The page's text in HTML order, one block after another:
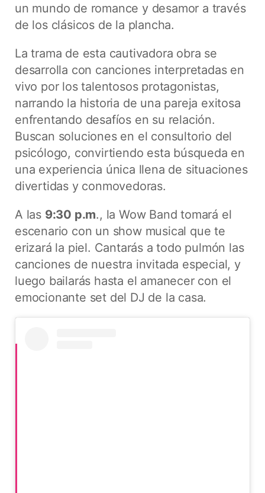
un mundo de romance y desamor a través
de los clásicos de la plancha.
La trama de esta cautivadora obra se
desarrolla con canciones interpretadas en
vivo por los talentosos protagonistas,
narrando la historia de una pareja exitosa
enfrentando desafíos en su relación.
Buscan soluciones en el consultorio del
psicólogo, convirtiendo esta búsqueda en
una experiencia única llena de situaciones
divertidas y conmovedoras.
A las 9:30 p.m., la Wow Band tomará el
escenario con un show musical que te
erizará la piel. Cantarás a todo pulmón las
canciones de nuestra invitada especial, y
luego bailarás hasta el amanecer con el
emocionante set del DJ de la casa.